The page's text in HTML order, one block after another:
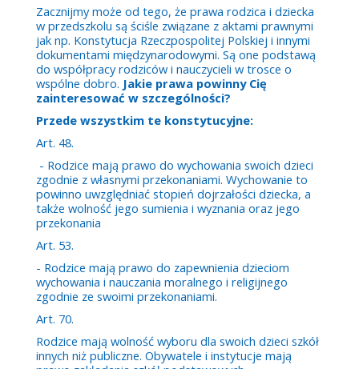
Zacznijmy może od tego, że prawa rodzica i dziecka
w przedszkolu są ściśle związane z aktami prawnymi
jak np. Konstytucja Rzeczpospolitej Polskiej i innymi
dokumentami międzynarodowymi. Są one podstawą
do współpracy rodziców i nauczycieli w trosce o
wspólne dobro. Jakie prawa powinny Cię
zainteresować w szczególności?
Przede wszystkim te konstytucyjne:
Art. 48.
- Rodzice mają prawo do wychowania swoich dzieci
zgodnie z własnymi przekonaniami. Wychowanie to
powinno uwzględniać stopień dojrzałości dziecka, a
także wolność jego sumienia i wyznania oraz jego
przekonania
Art. 53.
- Rodzice mają prawo do zapewnienia dzieciom
wychowania i nauczania moralnego i religijnego
zgodnie ze swoimi przekonaniami.
Art. 70.
Rodzice mają wolność wyboru dla swoich dzieci szkół
innych niż publiczne. Obywatele i instytucje mają